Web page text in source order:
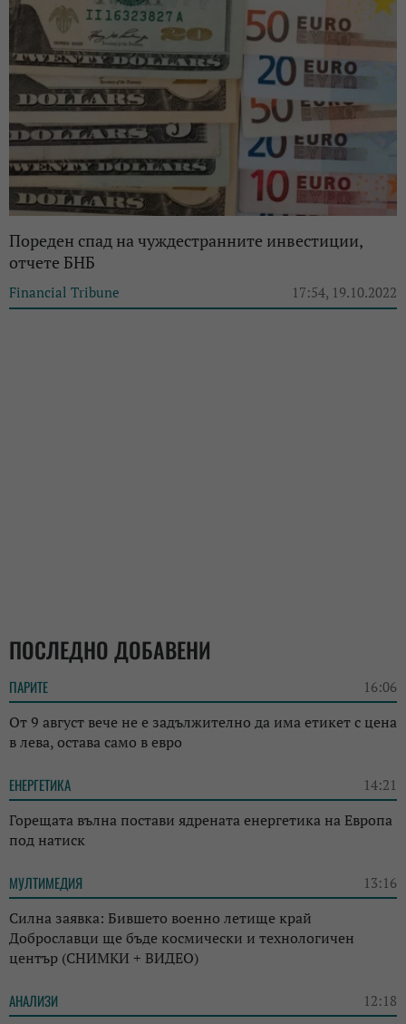
Пореден спад на чуждестранните инвестиции,
отчете БНБ
Financial Tribune 17:54, 19.10.2022
ПОСЛЕДНО ДОБАВЕНИ
ПАРИТЕ 16:06
От 9 август вече не е задължително да има етикет с цена
в лева, остава само в евро
ЕНЕРГЕТИКА 14:21
Горещата вълна постави ядрената енергетика на Европа
под натиск
МУЛТИМЕДИЯ 13:16
Силна заявка: Бившето военно летище край
Доброславци ще бъде космически и технологичен
център (СНИМКИ + ВИДЕО)
АНАЛИЗИ 12:18